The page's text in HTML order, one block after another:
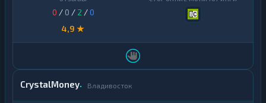
0 / 0 / 2 /0
4,9 ★
CrystalMoney Владивосток